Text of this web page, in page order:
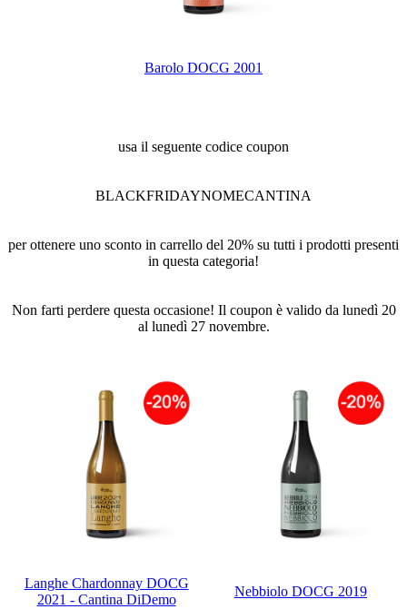
Barolo DOCG 2001
usa il seguente codice coupon
BLACKFRIDAYNOMECANTINA
per ottenere uno sconto in carrello del 20% su tutti i prodotti presenti
in questa categoria!
Non farti perdere questa occasione! Il coupon è valido da lunedì 20
al lunedì 27 novembre.
Langhe Chardonnay DOCG
2021 - Cantina DiDemo
Nebbiolo DOCG 2019